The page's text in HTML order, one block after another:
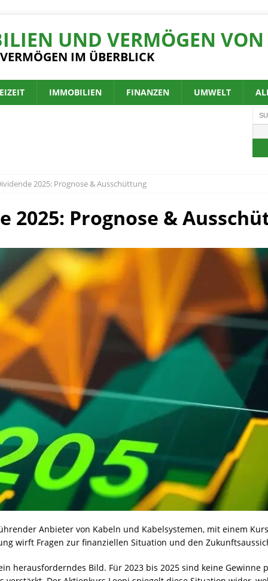
UND VERMÖGEN VON
IM ÜBERBLICK
IMMOBILIEN FINANZEN UMWELT
2025: Prognose & Ausschüttung
2025: Prognose &
Anbieter von Kabeln und Kabelsystemen, mit einem
wirft Fragen zur finanziellen Situation und den
herausforderndes Bild. Für 2023 bis 2025 sind keine